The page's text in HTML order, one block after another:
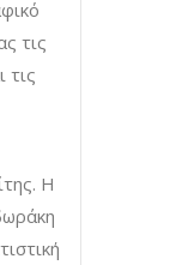
τις
τις
Η